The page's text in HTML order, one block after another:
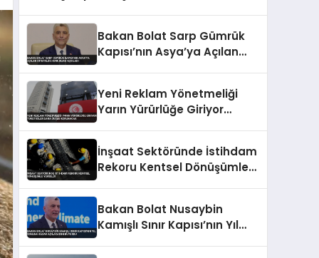
Bakan Bolat Sarp Gümrük
Kapısı’nın Asya’ya Açılan
Yeni Reklam Yönetmeliği
Yarın Yürürlüğe Giriyor
İnşaat Sektöründe İstihdam
Rekoru Kentsel Dönüşümle
Bakan Bolat Nusaybin
Kamışlı Sınır Kapısı’nın Yıl